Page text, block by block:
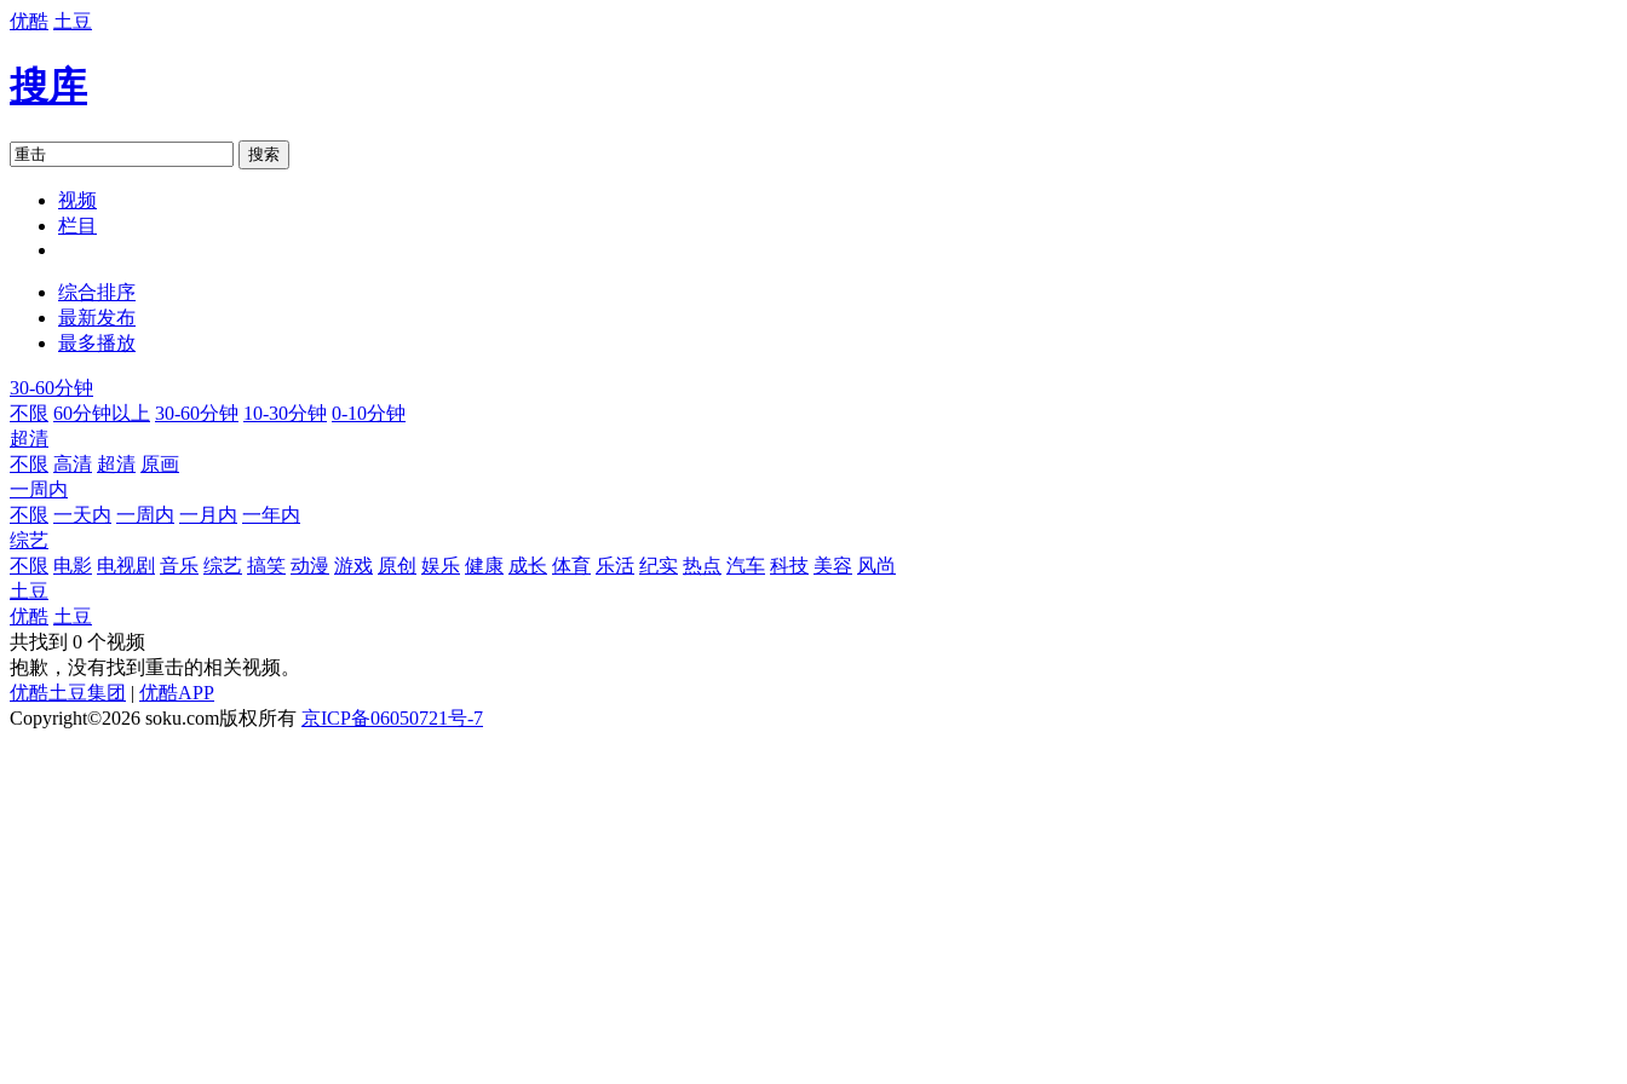
优酷 土豆
搜库
搜索
视频
栏目
综合排序
最新发布
最多播放
30-60分钟
不限 60分钟以上 30-60分钟 10-30分钟 0-10分钟
超清
不限 高清 超清 原画
一周内
不限 一天内 一周内 一月内 一年内
综艺
不限 电影 电视剧 音乐 综艺 搞笑 动漫 游戏 原创 娱乐 健康 成长 体育 乐活 纪实 热点 汽车 科技 美容 风尚
土豆
优酷 土豆
共找到 0 个视频
抱歉，没有找到 重击的相关视频。
优酷土豆集团 | 优酷APP
Copyright©2026 soku.com版权所有 京ICP备06050721号-7